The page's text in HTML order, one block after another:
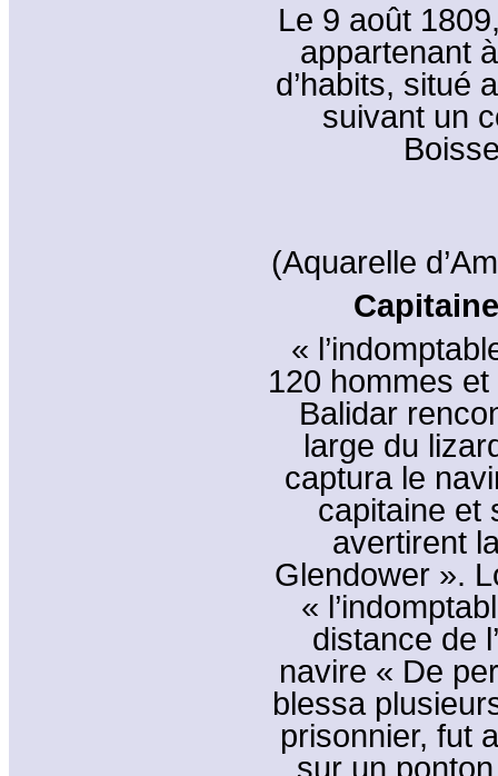
Le 9 août
appartenant
d’habits, situé
suivant un
(Aquarelle
«
120 hommes
Balidar
large du
captura le
capitaine et
avertirent
Glendower ».
«
distance de
navire « De
blessa
prisonnier, fut
sur un